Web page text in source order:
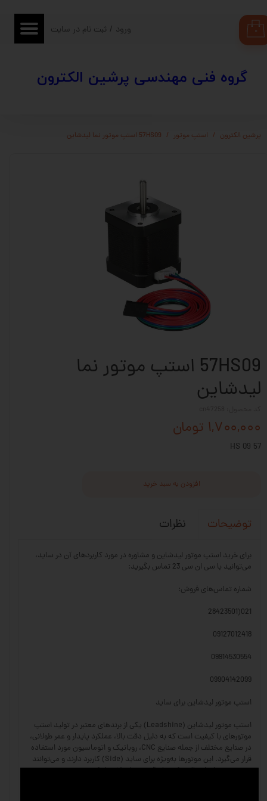
​​گروه فنی مهندسی پرشین الکترون
۰ ورود / ثبت نام در سایت
حساب کاربری من
سفارشات
پرشین الکترون استپ موتور 57HS09 استپ موتور نما لیدشاین
57HS09 استپ موتور نما
لیدشاین
۱,۷۰۰,۰۰۰ تومان
57 HS 09
افزودن به سبد خرید
توضیحات نظرات
برای خرید استپ موتور لیدشاین و مشاوره در مورد کاربردهای آن در ساید،
می‌توانید با سی ان سی 23 تماس بگیرید:
شماره تماس‌های فروش:
021(28423501
09127012418
09914530554
09904142099
استپ موتور لیدشاین برای ساید
استپ موتور لیدشاین (Leadshine) یکی از برندهای معتبر در تولید استپ
موتورهای با کیفیت است که به دلیل دقت بالا، عملکرد پایدار و عمر طولانی،
در صنایع مختلف از جمله صنایع CNC، روباتیک و اتوماسیون مورد استفاده
قرار می‌گیرد. این موتورها به‌ویژه برای ساید (Side) کاربرد دارند و می‌توانند
در سیستم‌های انتقال حرکت با دقت بسیار بالا عمل کنند.